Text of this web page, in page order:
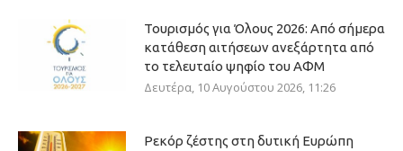
Τουρισμός για Όλους 2026: Από σήμερα
κατάθεση αιτήσεων ανεξάρτητα από
το τελευταίο ψηφίο του ΑΦΜ
Δευτέρα, 10 Αυγούστου 2026, 11:26
Ρεκόρ ζέστης στη δυτική Ευρώπη